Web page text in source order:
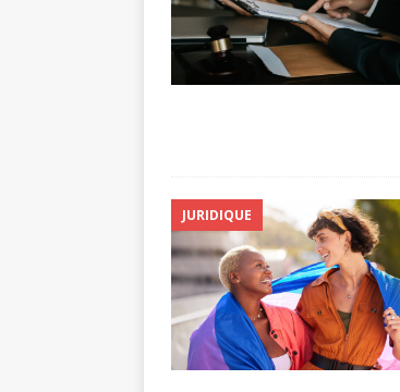
JURIDIQUE